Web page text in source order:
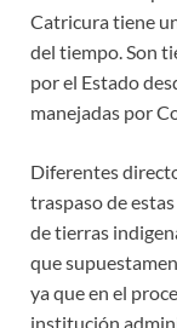
Catricura tiene
del tiempo. Son
por el Estado
manejadas por
Diferentes
traspaso de
de tierras
que
ya que en el
institución